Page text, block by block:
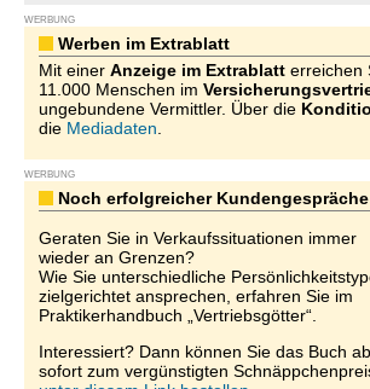
WERBUNG
Werben im Extrablatt
Mit einer Anzeige im Extrablatt erreichen
11.000 Menschen im
ungebundene Vermittler. Über die
die Mediadaten
WERBUNG
Noch erfolgreicher
Geraten Sie in Verkaufssituationen immer
wieder an Grenzen?
Wie Sie unterschiedliche
zielgerichtet ansprechen, erfahren Sie im
Praktikerhandbuch „Vertriebsgötter“.
Interessiert? Dann können Sie das Buch ab
sofort zum vergünstigten